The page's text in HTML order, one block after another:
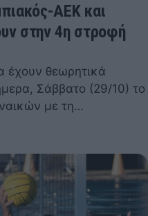
ΑΕΚ και
στην 4η στροφή
έχουν θεωρητικά
Σάββατο (29/10) το
με τη…